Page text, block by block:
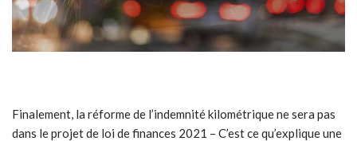
Finalement, la réforme de l’indemnité kilométrique ne sera pas
dans le projet de loi de finances 2021 – C’est ce qu’explique une